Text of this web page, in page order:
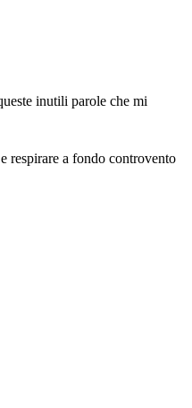
inutili parole che mi
respirare a fondo controvento